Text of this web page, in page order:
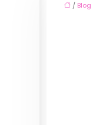
/ Blog